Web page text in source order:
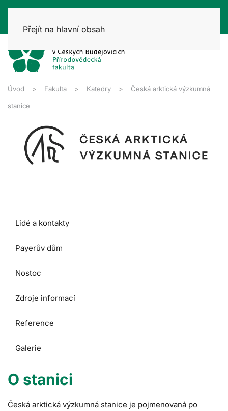
Přejít na hlavní obsah
Úvod Fakulta Katedry Česká arktická výzkumná
stanice
Lidé a kontakty
Payerův dům
Nostoc
Zdroje informací
Reference
Galerie
O stanici
Česká arktická výzkumná stanice je pojmenovaná po